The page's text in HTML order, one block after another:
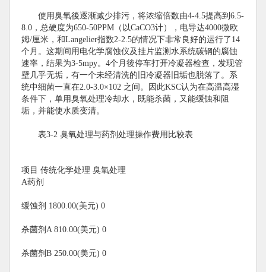
使用臭氧後逐渐减少排污，将浓缩倍数由4-4.5提高到6.5-
8.0，总硬度为650-50PPM（以CaCO3计），电导达4000微欧
姆/厘米，和Langelier指数2-2.5的情况下非常良好的运行了14
个月。这期间用电化学腐蚀仪及挂片监测水系统碳钢的腐蚀
速率，结果为3-5mpy。4个月後停车打开冷凝器检查，发现管
壁几乎无垢，有一个未经清洗的旧冷凝器旧垢也脱落了。系
统中细菌一直在2.0-3.0×102 之间。因此KSC认为在高温高湿
条件下，单用臭氧处理冷却水，既能杀菌，又能缓蚀和阻
垢，并能使水质变清。
表3-2 臭氧处理与药剂处理操作费用比较表
项目 传统化学处理 臭氧处理
A药剂
缓蚀剂 1800.00(美元) 0
杀菌剂A 810.00(美元) 0
杀菌剂B 250.00(美元) 0